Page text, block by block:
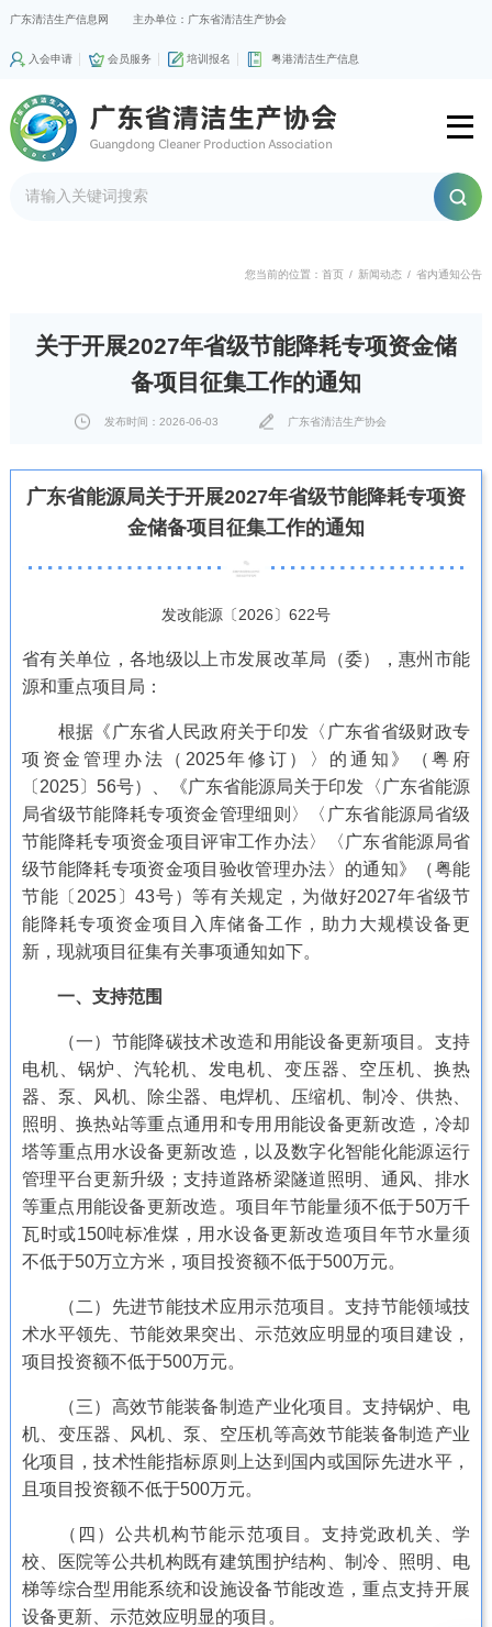
广东清洁生产信息网 主办单位：广东省清洁生产协会
入会申请 会员服务 培训报名 粤港清洁生产信息
您当前的位置：首页 / 新闻动态 / 省内通知公告
关于开展2027年省级节能降耗专项资金储
备项目征集工作的通知
发布时间：2026-06-03 广东省清洁生产协会
广东省能源局关于开展2027年省级节能降耗专项资
金储备项目征集工作的通知
发改能源〔2026〕622号
省有关单位，各地级以上市发展改革局（委），惠州市能
源和重点项目局：
根据《广东省人民政府关于印发〈广东省省级财政专
项资金管理办法（2025年修订）〉的通知》（粤府
〔2025〕56号）、《广东省能源局关于印发〈广东省能源
局省级节能降耗专项资金管理细则〉〈广东省能源局省级
节能降耗专项资金项目评审工作办法〉〈广东省能源局省
级节能降耗专项资金项目验收管理办法〉的通知》（粤能
节能〔2025〕43号）等有关规定，为做好2027年省级节
能降耗专项资金项目入库储备工作，助力大规模设备更
新，现就项目征集有关事项通知如下。
一、支持范围
（一）节能降碳技术改造和用能设备更新项目。支持
电机、锅炉、汽轮机、发电机、变压器、空压机、换热
器、泵、风机、除尘器、电焊机、压缩机、制冷、供热、
照明、换热站等重点通用和专用用能设备更新改造，冷却
塔等重点用水设备更新改造，以及数字化智能化能源运行
管理平台更新升级；支持道路桥梁隧道照明、通风、排水
等重点用能设备更新改造。项目年节能量须不低于50万千
瓦时或150吨标准煤，用水设备更新改造项目年节水量须
不低于50万立方米，项目投资额不低于500万元。
（二）先进节能技术应用示范项目。支持节能领域技
术水平领先、节能效果突出、示范效应明显的项目建设，
项目投资额不低于500万元。
（三）高效节能装备制造产业化项目。支持锅炉、电
机、变压器、风机、泵、空压机等高效节能装备制造产业
化项目，技术性能指标原则上达到国内或国际先进水平，
且项目投资额不低于500万元。
（四）公共机构节能示范项目。支持党政机关、学
校、医院等公共机构既有建筑围护结构、制冷、照明、电
梯等综合型用能系统和设施设备节能改造，重点支持开展
设备更新、示范效应明显的项目。